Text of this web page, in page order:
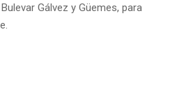
Gálvez y Güemes, para